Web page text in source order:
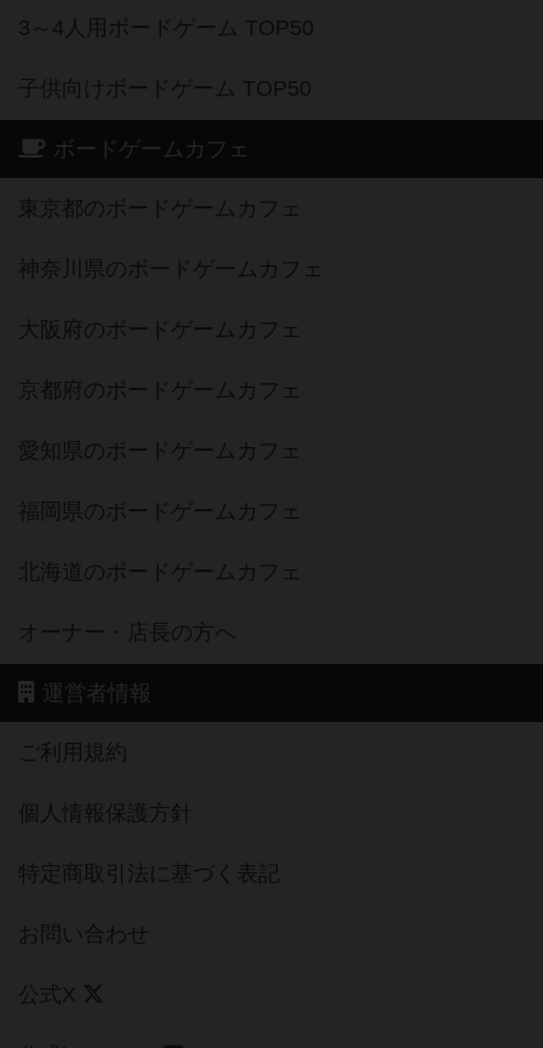
3～4人用ボードゲーム TOP50
子供向けボードゲーム TOP50
ボードゲームカフェ
東京都のボードゲームカフェ
神奈川県のボードゲームカフェ
大阪府のボードゲームカフェ
京都府のボードゲームカフェ
愛知県のボードゲームカフェ
福岡県のボードゲームカフェ
北海道のボードゲームカフェ
オーナー・店長の方へ
運営者情報
ご利用規約
個人情報保護方針
特定商取引法に基づく表記
お問い合わせ
公式X